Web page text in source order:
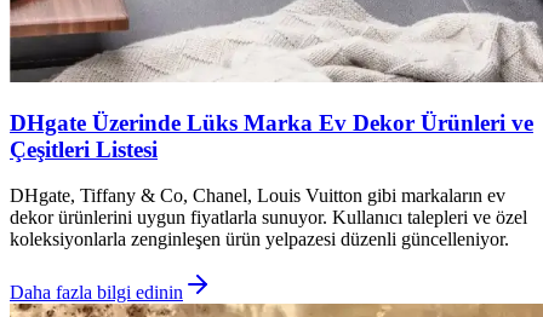
DHgate Üzerinde Lüks Marka Ev Dekor Ürünleri ve
Çeşitleri Listesi
DHgate, Tiffany & Co, Chanel, Louis Vuitton gibi markaların ev
dekor ürünlerini uygun fiyatlarla sunuyor. Kullanıcı talepleri ve özel
koleksiyonlarla zenginleşen ürün yelpazesi düzenli güncelleniyor.
Daha fazla bilgi edinin